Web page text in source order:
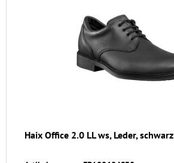
Haix Office 2.0 LL ws, Leder, schwarz